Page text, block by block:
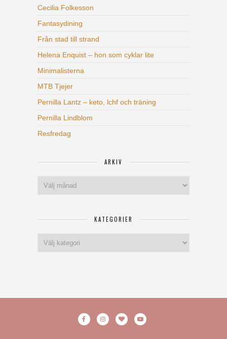
Cecilia Folkesson
Fantasydining
Från stad till strand
Helena Enquist – hon som cyklar lite
Minimalisterna
MTB Tjejer
Pernilla Lantz – keto, lchf och träning
Pernilla Lindblom
Resfredag
ARKIV
KATEGORIER